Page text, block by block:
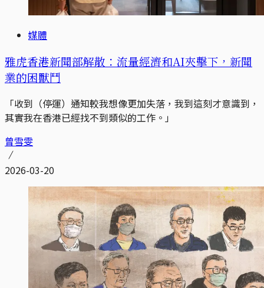
媒體
雅虎香港新聞部解散：流量經濟和AI夾擊下，新聞
業的困獸鬥
「收到（停運）通知較我想像更加失落，我到這刻才意識到，
其實我在香港已經找不到類似的工作。」
曾雪雯
2026-03-20